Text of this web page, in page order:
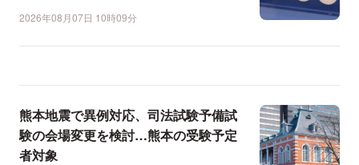
2026年08月07日 10時09分
熊本地震で異例対応、司法試験予備試
験の会場変更を検討…熊本の受験予定
者対象